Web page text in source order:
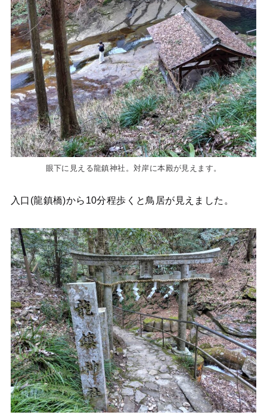
眼下に見える龍鎮神社。対岸に本殿が見えます。
入口(龍鎮橋)から10分程歩くと鳥居が見えました。